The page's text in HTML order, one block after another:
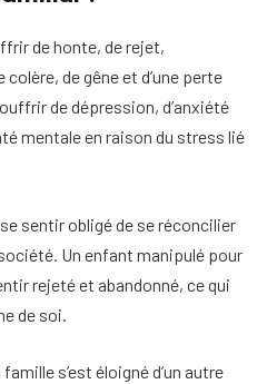
de honte, de rejet,
colère, de gêne et d’une perte
de dépression, d’anxiété
mentale en raison du stress lié
sentir obligé de se réconcilier
Un enfant manipulé pour
rejeté et abandonné, ce qui
de soi.
s’est éloigné d’un autre